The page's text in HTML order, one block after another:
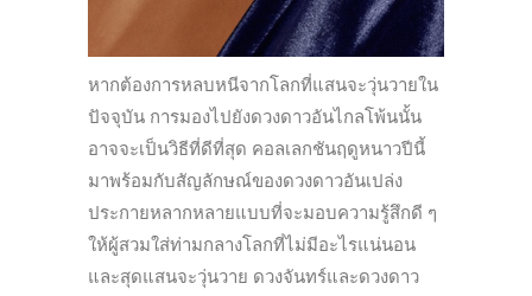
หากต้องการหลบหนีจากโลกที่แสนจะวุ่นวายใน
ปัจจุบัน การมองไปยังดวงดาวอันไกลโพ้นนั้น
อาจจะเป็นวิธีที่ดีที่สุด คอลเลกชันฤดูหนาวปีนี้
มาพร้อมกับสัญลักษณ์ของดวงดาวอันเปล่ง
ประกายหลากหลายแบบที่จะมอบความรู้สึกดี ๆ
ให้ผู้สวมใส่ท่ามกลางโลกที่ไม่มีอะไรแน่นอน
และสุดแสนจะวุ่นวาย ดวงจันทร์และดวงดาว